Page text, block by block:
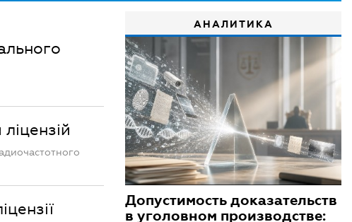
АНАЛИТИКА
Допустимость доказательств
в уголовном производстве: